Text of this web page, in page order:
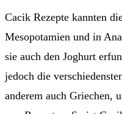
Cacik Rezepte kannten
Mesopotamien und in
sie auch den Joghurt
jedoch die
anderem auch Griechen,